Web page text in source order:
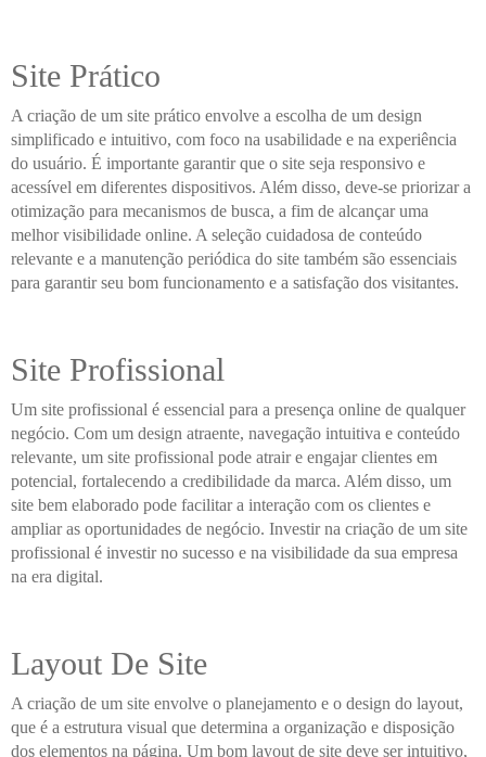
Site Prático
A criação de um site prático envolve a escolha de um design
simplificado e intuitivo, com foco na usabilidade e na experiência
do usuário. É importante garantir que o site seja responsivo e
acessível em diferentes dispositivos. Além disso, deve-se priorizar a
otimização para mecanismos de busca, a fim de alcançar uma
melhor visibilidade online. A seleção cuidadosa de conteúdo
relevante e a manutenção periódica do site também são essenciais
para garantir seu bom funcionamento e a satisfação dos visitantes.
Site Profissional
Um site profissional é essencial para a presença online de qualquer
negócio. Com um design atraente, navegação intuitiva e conteúdo
relevante, um site profissional pode atrair e engajar clientes em
potencial, fortalecendo a credibilidade da marca. Além disso, um
site bem elaborado pode facilitar a interação com os clientes e
ampliar as oportunidades de negócio. Investir na criação de um site
profissional é investir no sucesso e na visibilidade da sua empresa
na era digital.
Layout De Site
A criação de um site envolve o planejamento e o design do layout,
que é a estrutura visual que determina a organização e disposição
dos elementos na página. Um bom layout de site deve ser intuitivo,